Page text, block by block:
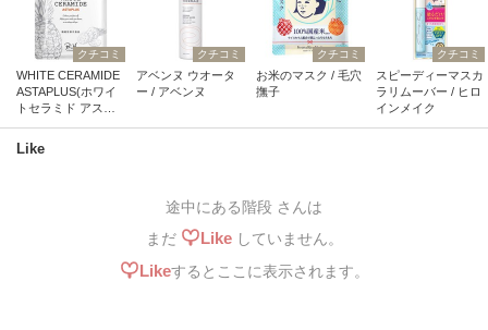
クチコミ
WHITE CERAMIDE
ASTAPLUS(ホワイ
トセラミド アスタ
ECT
クチコミ
アベンヌ ウオータ
ー / アベンヌ
クチコミ
お米のマスク / 毛穴
撫子
クチコミ
スピーディーマスカ
ラリムーバー / ヒロ
インメイク
Like
途中にある階段 さんは
まだ
Likeしていません。
Likeするとここに表示されます。